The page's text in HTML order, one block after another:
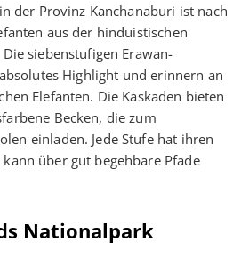
der Provinz Kanchanaburi ist nach
aus der hinduistischen
siebenstufigen Erawan-
Highlight und erinnern an
Elefanten. Die Kaskaden bieten
Becken, die zum
einladen. Jede Stufe hat ihren
über gut begehbare Pfade
Nationalpark